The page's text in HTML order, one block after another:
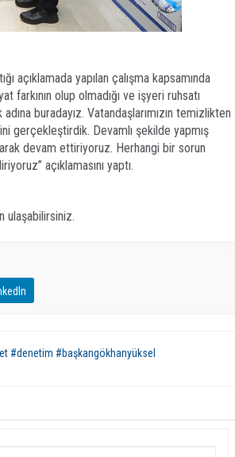
açıklamada yapılan çalışma kapsamında
farkının olup olmadığı ve işyeri ruhsatı
buradayız. Vatandaşlarımızın temizlikten
gerçekleştirdik. Devamlı şekilde yapmış
devam ettiriyoruz. Herhangi bir sorun
açıklamasını yaptı.
ulaşabilirsiniz.
#denetim #başkangökhanyüksel